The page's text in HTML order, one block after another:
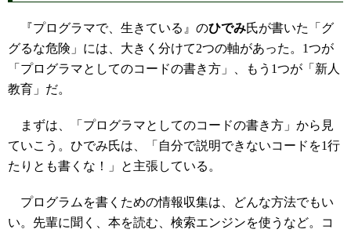
『プログラマで、生きている』のひでみ氏が書いた「グ
グるな危険」には、大きく分けて2つの軸があった。1つが
「プログラマとしてのコードの書き方」、もう1つが「新人
教育」だ。
まずは、「プログラマとしてのコードの書き方」から見
ていこう。ひでみ氏は、「自分で説明できないコードを1行
たりとも書くな！」と主張している。
プログラムを書くための情報収集は、どんな方法でもい
い。先輩に聞く、本を読む、検索エンジンを使うなど。コ